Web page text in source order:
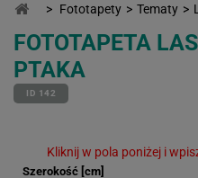
> Fototapety > Tematy >
FOTOTAPETA
PTAKA
ID 142
Kliknij w pola poniżej i
Szerokość [cm]